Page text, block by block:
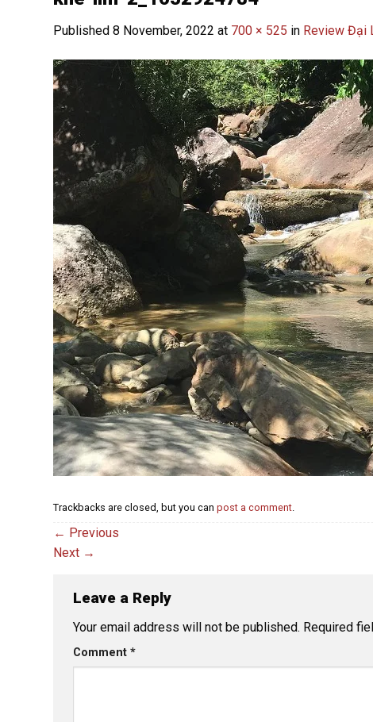
Published 8 November, 2022 at 700 × 525 in Review Đại
Trackbacks are closed, but you can post a comment.
← Previous
Next →
Leave a Reply
Your email address will not be published. Required
Comment *